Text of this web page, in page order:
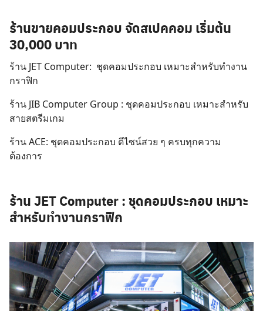
ร้านขายคอมประกอบ จัดสเปคคอม เริ่มต้น
30,000 บาท
ร้าน JET Computer: ชุดคอมประกอบ เหมาะสำหรับทำงาน
กราฟิก
ร้าน JIB Computer Group : ชุดคอมประกอบ เหมาะสำหรับ
สายสตรีมเกม
ร้านACE: ชุดคอมประกอบ ดีไซน์สวย ๆ ครบทุกความ
ต้องการ
ร้านJET Computer: ชุดคอมประกอบ เหมาะ
สำหรับทำงานกราฟิก